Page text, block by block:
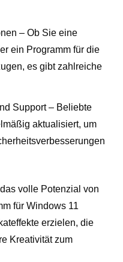
– Ob Sie eine
ein Programm für die
es gibt zahlreiche
Support – Beliebte
aktualisiert, um
volle Potenzial von
für Windows 11
erzielen, die
Kreativität zum